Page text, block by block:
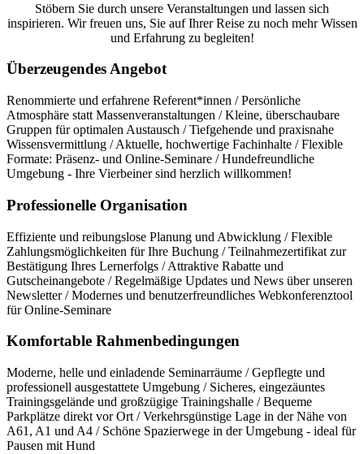
Stöbern Sie durch unsere Veranstaltungen und lassen sich
inspirieren. Wir freuen uns, Sie auf Ihrer Reise zu noch mehr Wissen
und Erfahrung zu begleiten!
Überzeugendes Angebot
Renommierte und erfahrene Referent*innen / Persönliche
Atmosphäre statt Massenveranstaltungen / Kleine, überschaubare
Gruppen für optimalen Austausch / Tiefgehende und praxisnahe
Wissensvermittlung / Aktuelle, hochwertige Fachinhalte / Flexible
Formate: Präsenz- und Online-Seminare / Hundefreundliche
Umgebung - Ihre Vierbeiner sind herzlich willkommen!
Professionelle Organisation
Effiziente und reibungslose Planung und Abwicklung / Flexible
Zahlungsmöglichkeiten für Ihre Buchung / Teilnahmezertifikat zur
Bestätigung Ihres Lernerfolgs / Attraktive Rabatte und
Gutscheinangebote / Regelmäßige Updates und News über unseren
Newsletter / Modernes und benutzerfreundliches Webkonferenztool
für Online-Seminare
Komfortable Rahmenbedingungen
Moderne, helle und einladende Seminarräume / Gepflegte und
professionell ausgestattete Umgebung / Sicheres, eingezäuntes
Trainingsgelände und großzügige Trainingshalle / Bequeme
Parkplätze direkt vor Ort / Verkehrsgünstige Lage in der Nähe von
A61, A1 und A4 / Schöne Spazierwege in der Umgebung - ideal für
Pausen mit Hund